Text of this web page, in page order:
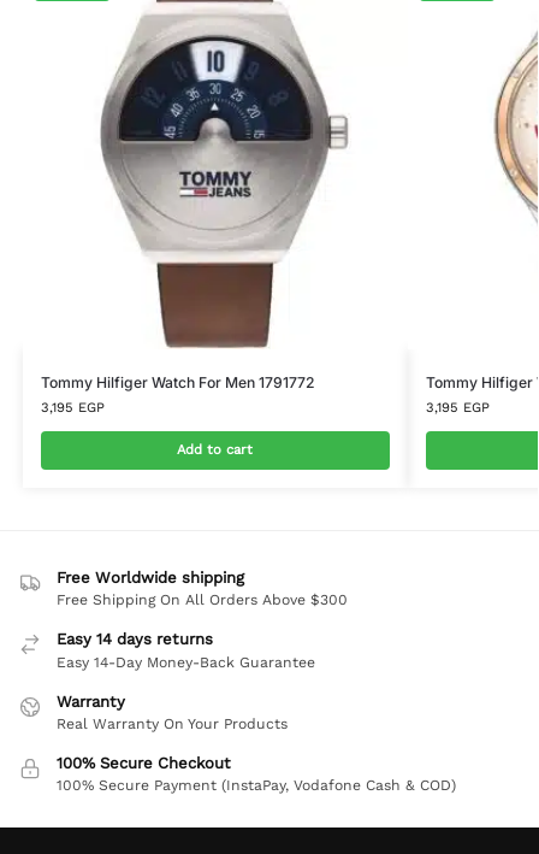
Tommy Hilfiger Watch For Men 1791772
3,195 EGP
Add to cart
Tommy Hilfiger
3,195 EGP
Free Worldwide shipping
Free Shipping On All Orders Above $300
Easy 14 days returns
Easy 14-Day Money-Back Guarantee
Warranty
Real Warranty On Your Products
100% Secure Checkout
100% Secure Payment (InstaPay, Vodafone Cash & COD)